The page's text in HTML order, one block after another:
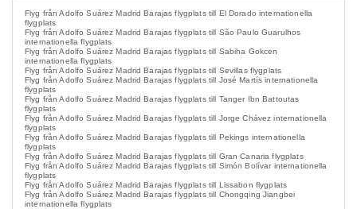
Flyg från Adolfo Suárez Madrid Barajas flygplats till El Dorado internationella
flygplats
Flyg från Adolfo Suárez Madrid Barajas flygplats till São Paulo Guarulhos
internationella flygplats
Flyg från Adolfo Suárez Madrid Barajas flygplats till Sabiha Gokcen
internationella flygplats
Flyg från Adolfo Suárez Madrid Barajas flygplats till Sevillas flygplats
Flyg från Adolfo Suárez Madrid Barajas flygplats till José Martís internationella
flygplats
Flyg från Adolfo Suárez Madrid Barajas flygplats till Tanger Ibn Battoutas
flygplats
Flyg från Adolfo Suárez Madrid Barajas flygplats till Jorge Chávez internationella
flygplats
Flyg från Adolfo Suárez Madrid Barajas flygplats till Pekings internationella
flygplats
Flyg från Adolfo Suárez Madrid Barajas flygplats till Gran Canaria flygplats
Flyg från Adolfo Suárez Madrid Barajas flygplats till Simón Bolívar internationella
flygplats
Flyg från Adolfo Suárez Madrid Barajas flygplats till Lissabon flygplats
Flyg från Adolfo Suárez Madrid Barajas flygplats till Chongqing Jiangbei
internationella flygplats